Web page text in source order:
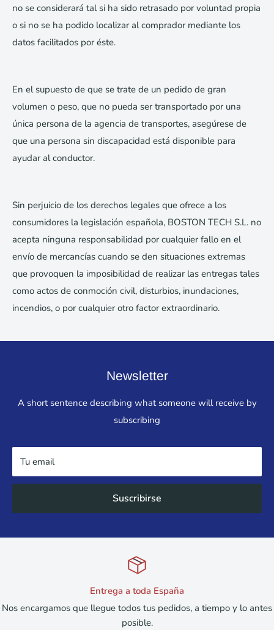
no se considerará tal si ha sido retrasado por voluntad propia
o si no se ha podido localizar al comprador mediante los
datos facilitados por éste.
En el supuesto de que se trate de un pedido de gran
volumen o peso, que no pueda ser transportado por una
única persona de la agencia de transportes, asegúrese de
que una persona sin discapacidad está disponible para
ayudar al conductor.
Sin perjuicio de los derechos legales que ofrece a los
consumidores la legislación española, BOSTON TECH S.L. no
acepta ninguna responsabilidad por cualquier fallo en el
envío de mercancías cuando se den situaciones extremas
que provoquen la imposibilidad de realizar las entregas tales
como actos de conmoción civil, disturbios, inundaciones,
incendios, o por cualquier otro factor extraordinario.
Newsletter
A short sentence describing what someone will receive by
subscribing
Tu email
Suscribirse
Entrega a toda España
que llegue todos tus pedidos, a tiempo y lo antes
posible.